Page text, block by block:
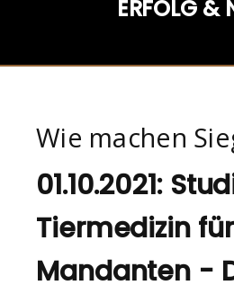
ERFOLG &
Wie machen
01.10.2021:
Tiermedizin für
Mandanten -